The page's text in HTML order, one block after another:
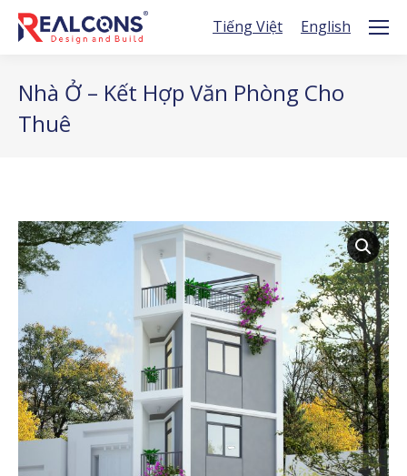
Tiếng Việt English
Nhà Ở – Kết Hợp Văn Phòng Cho
Thuê